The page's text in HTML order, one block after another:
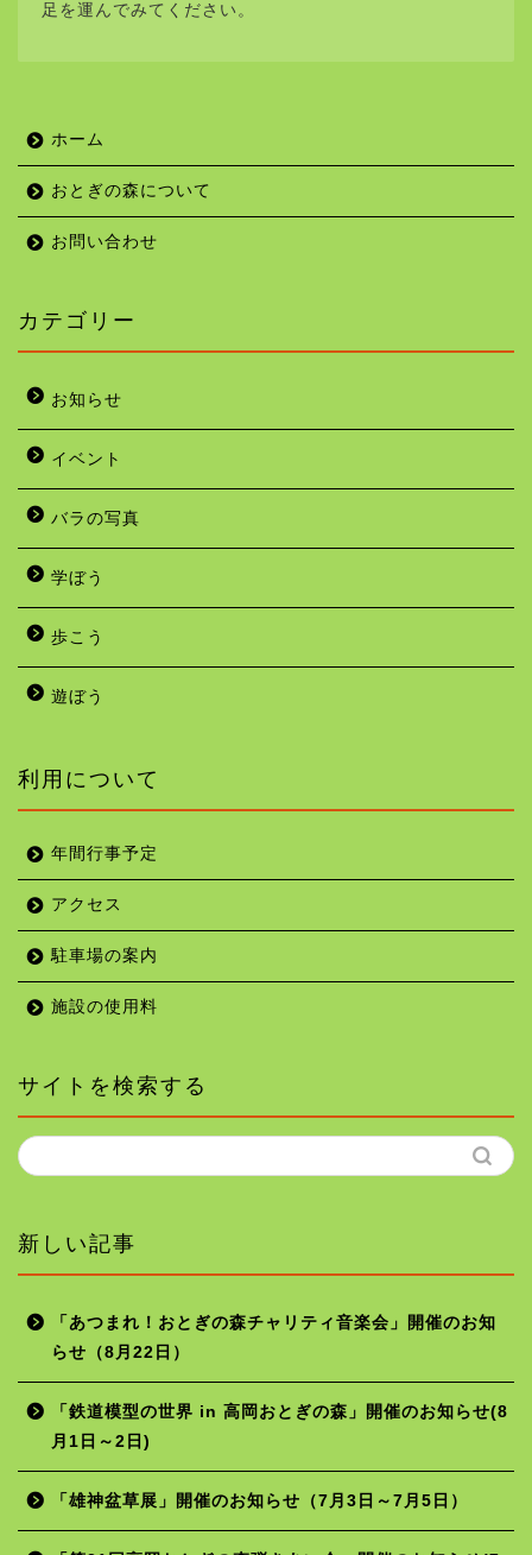
足を運んでみてください。
ホーム
おとぎの森について
お問い合わせ
カテゴリー
お知らせ
イベント
バラの写真
学ぼう
歩こう
遊ぼう
利用について
年間行事予定
アクセス
駐車場の案内
施設の使用料
サイトを検索する
新しい記事
「あつまれ！おとぎの森チャリティ音楽会」開催のお知
らせ（8月22日）
「鉄道模型の世界 in 高岡おとぎの森」開催のお知らせ(8
月1日～2日)
「雄神盆草展」開催のお知らせ（7月3日～7月5日）
ホーム
年間行事予定
施設の使用料